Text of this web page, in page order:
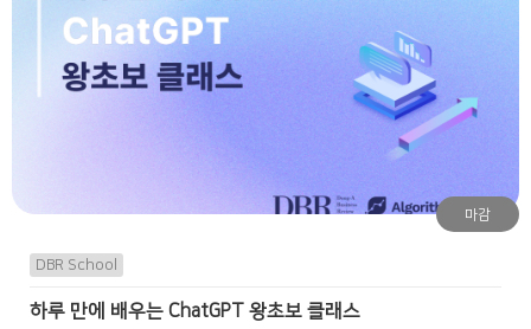
마감
DBR School
하루 만에 배우는 ChatGPT 왕초보 클래스